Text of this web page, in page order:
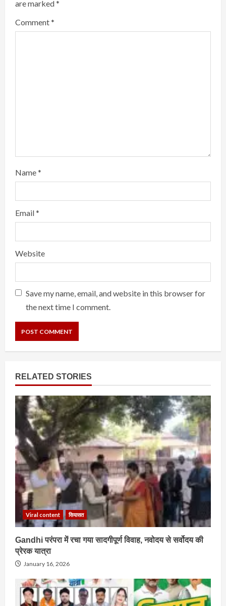
are marked*
Comment*
Name*
Email*
Website
Save my name, email, and website in this browser for
the next time I comment.
RELATED STORIES
Viral content सियासत
Gandhi परंपरा में रचा गया सादगीपूर्ण विवाह, नवोदय से सर्वोदय की
प्रेरक यात्रा
January 16, 2026